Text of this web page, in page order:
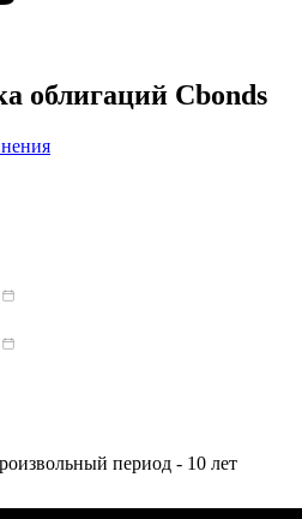
облигаций Cbonds
период - 10 лет